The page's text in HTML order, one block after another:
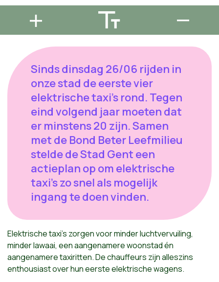
Sinds dinsdag 26/06 rijden in
onze stad de eerste vier
elektrische taxi’s rond. Tegen
eind volgend jaar moeten dat
er minstens 20 zijn. Samen
met de Bond Beter Leefmilieu
stelde de Stad Gent een
actieplan op om elektrische
taxi’s zo snel als mogelijk
ingang te doen vinden.
Elektrische taxi’s zorgen voor minder luchtvervuiling,
minder lawaai, een aangenamere woonstad én
aangenamere taxiritten. De chauffeurs zijn alleszins
enthousiast over hun eerste elektrische wagens.